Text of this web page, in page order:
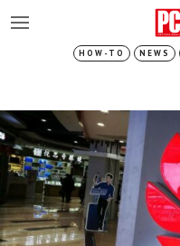
HOW-TO NEWS